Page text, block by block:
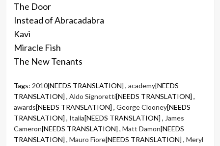
The Door
Instead of Abracadabra
Kavi
Miracle Fish
The New Tenants
Tags: 2010[NEEDS TRANSLATION] , academy[NEEDS
TRANSLATION] , Aldo Signoretti[NEEDS TRANSLATION] ,
awards[NEEDS TRANSLATION] , George Clooney[NEEDS
TRANSLATION] , Italia[NEEDS TRANSLATION] , James
Cameron[NEEDS TRANSLATION] , Matt Damon[NEEDS
TRANSLATION] , Mauro Fiore[NEEDS TRANSLATION] , Meryl